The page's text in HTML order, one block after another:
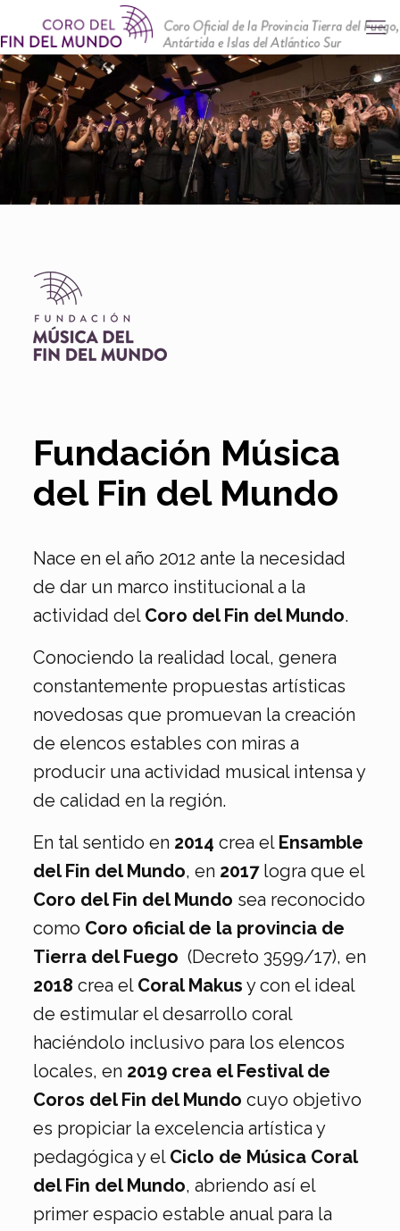
Fundación Música
del Fin del Mundo
Nace en el año 2012 ante la necesidad
de dar un marco institucional a la
actividad del Coro del Fin del Mundo.
Conociendo la realidad local, genera
constantemente propuestas artísticas
novedosas que promuevan la creación
de elencos estables con miras a
producir una actividad musical intensa y
de calidad en la región.
En tal sentido en 2014 crea el Ensamble
del Fin del Mundo, en 2017 logra que el
Coro del Fin del Mundo sea reconocido
como Coro oficial de la provincia de
Tierra del Fuego (Decreto 3599/17), en
2018 crea el Coral Makus y con el ideal
de estimular el desarrollo coral
haciéndolo inclusivo para los elencos
locales, en 2019 crea el Festival de
Coros del Fin del Mundo cuyo objetivo
es propiciar la excelencia artística y
pedagógica y el Ciclo de Música Coral
del Fin del Mundo, abriendo así el
primer espacio estable anual para la